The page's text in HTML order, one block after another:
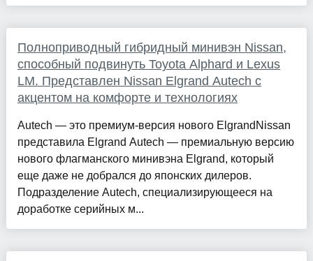
Полноприводный гибридный минивэн Nissan,
способный подвинуть Toyota Alphard и Lexus
LM. Представлен Nissan Elgrand Autech с
акцентом на комфорте и технологиях
Autech — это премиум-версия нового ElgrandNissan
представила Elgrand Autech — премиальную версию
нового флагманского минивэна Elgrand, который
еще даже не добрался до японских дилеров.
Подразделение Autech, специализирующееся на
доработке серийных м...